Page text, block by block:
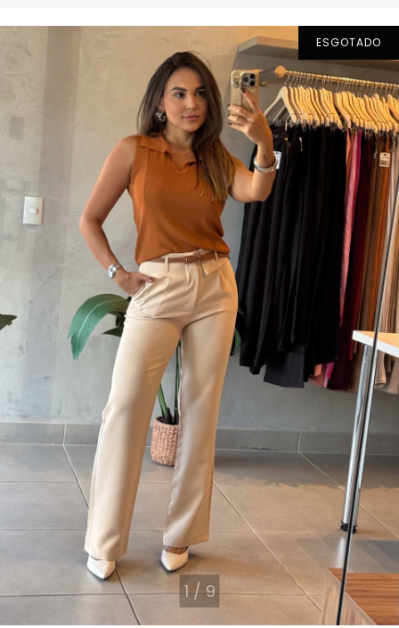
ESGOTADO
1/9